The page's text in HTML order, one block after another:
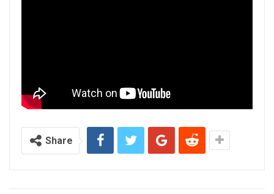
Share